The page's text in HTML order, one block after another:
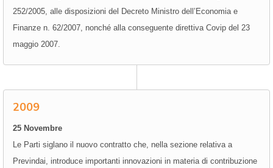
252/2005, alle disposizioni del Decreto Ministro dell’Economia e
Finanze n. 62/2007, nonché alla conseguente direttiva Covip del 23
maggio 2007.
2009
25 Novembre
Le Parti siglano il nuovo contratto che, nella sezione relativa a
Previndai, introduce importanti innovazioni in materia di contribuzione